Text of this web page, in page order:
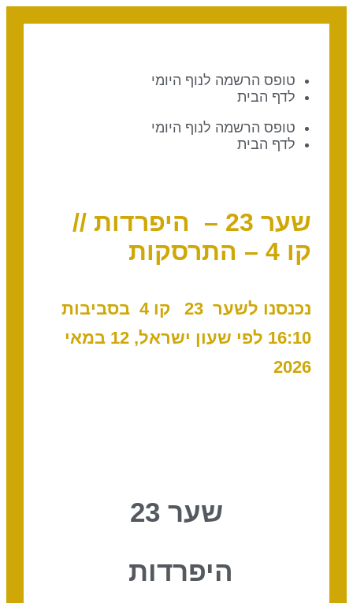
טופס הרשמה לנוף היומי
לדף הבית
טופס הרשמה לנוף היומי
לדף הבית
שער 23 – היפרדות //
קו 4 – התרסקות
נכנסנו לשער 23 ק
ו 4 בסביבות
16:10 לפי שעון ישראל, 12 במאי
2026
שער 23
היפרדות